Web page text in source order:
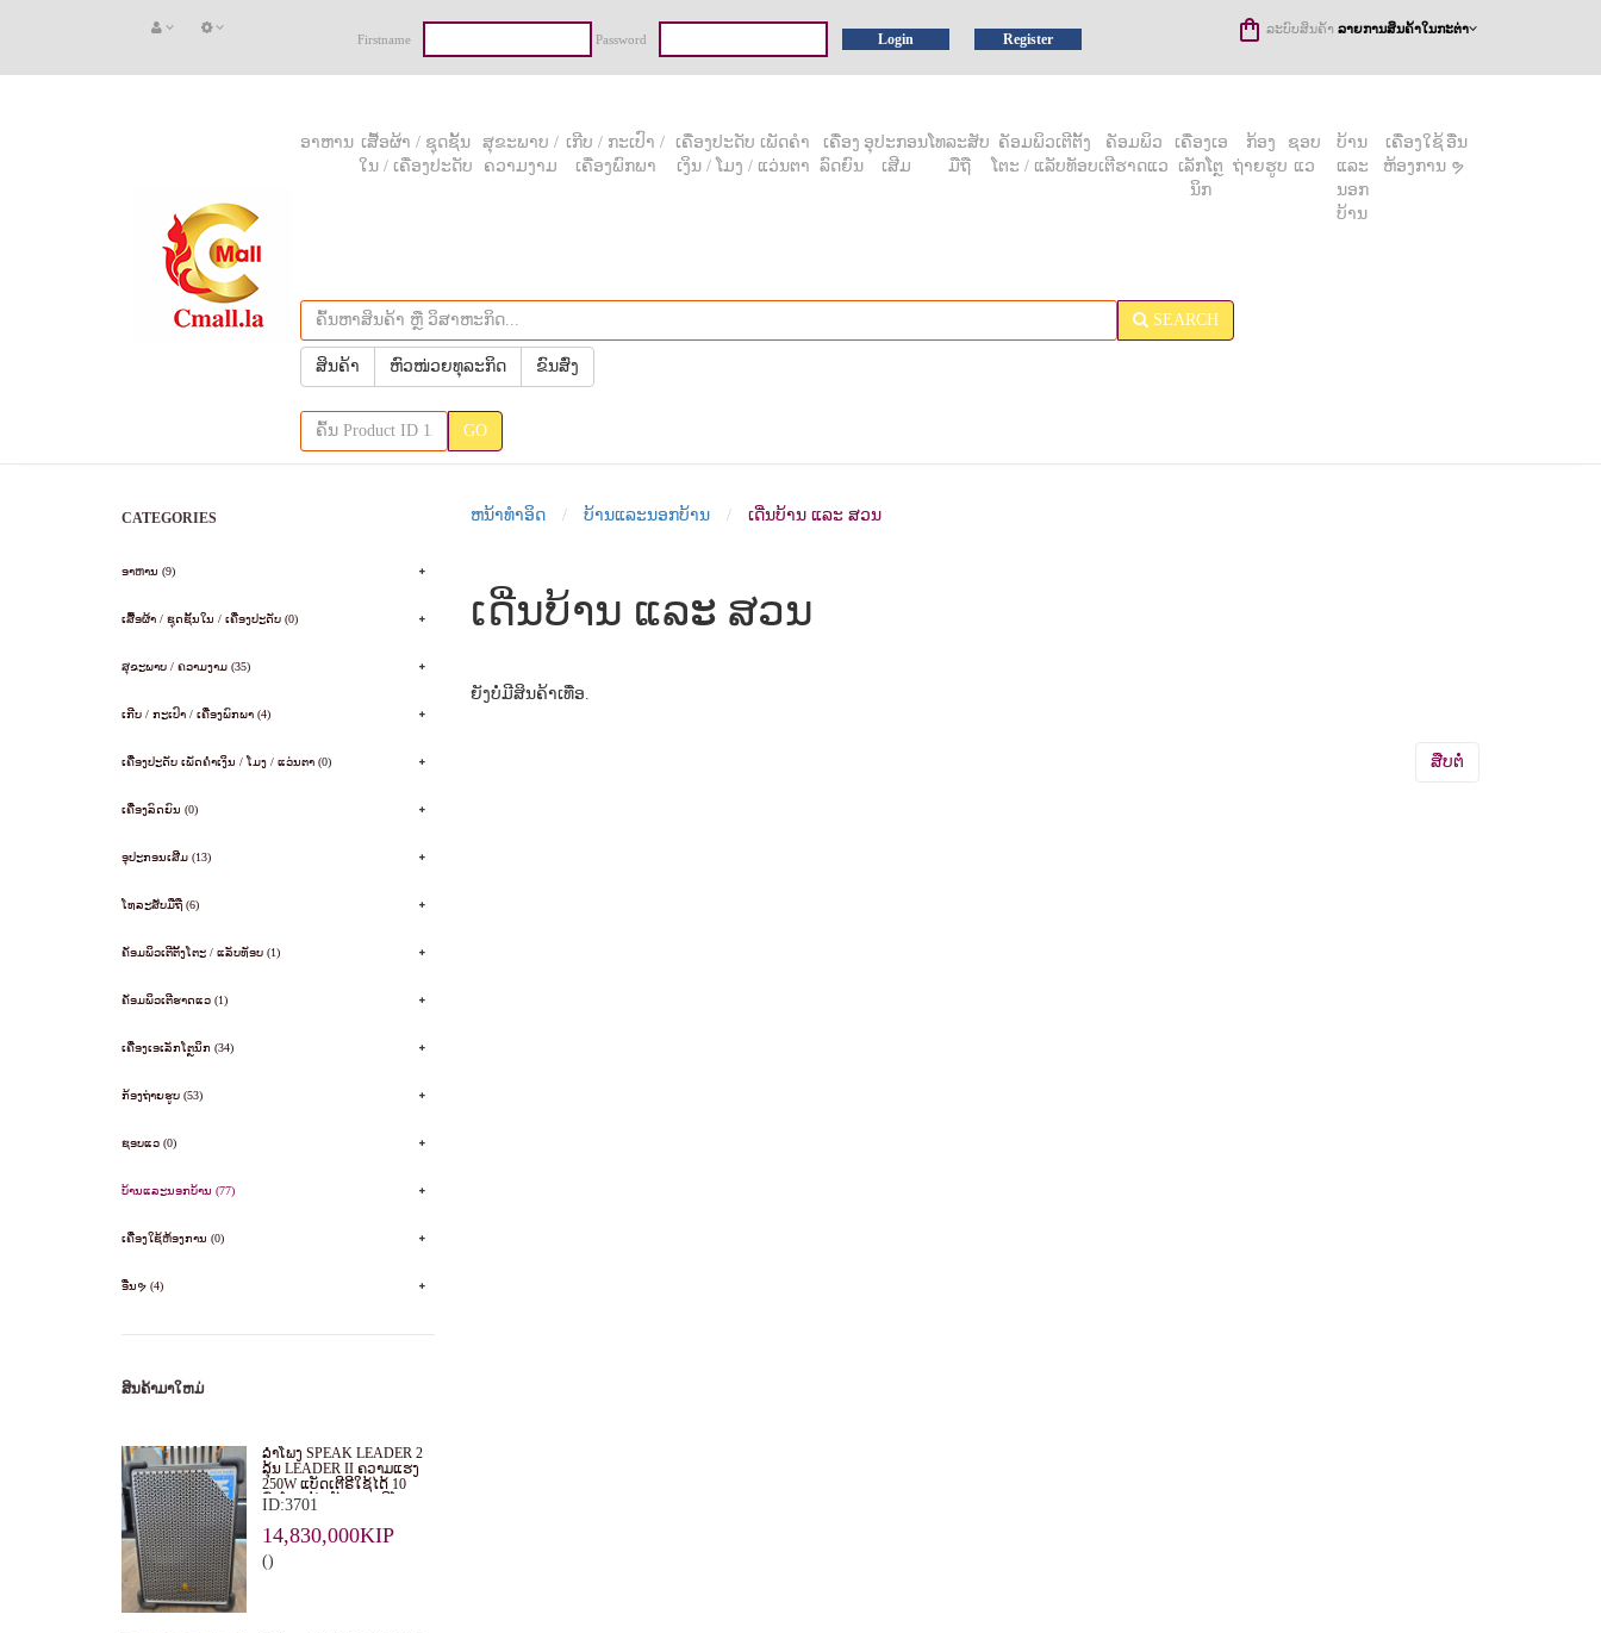
ລະບົບສິນຄ້າ ລາຍການສິນຄ້າໃນກະຕ່າ
Firstname Password Login Register
ອາຫານ ເສື້ອຜ້າ / ຊຸດຊັ້ນ
ໃນ / ເຄື່ອງປະດັບ
ສຸຂະພາບ /
ຄວາມງາມ
ເກີບ / ກະເປົາ /
ເຄື່ອງພົກພາ
ເຄື່ອງປະດັບ ເພັດຄໍາ
ເງິນ / ໂມງ / ແວ່ນຕາ
ເຄື່ອງ
ລົດຍົນ
ອຸປະກອນ
ເສີມ
ໂທລະສັບ
ມືຖື
ຄັອມພິວເຕີຕັ້ງ
ໂຕະ / ແລັບທັອບ
ຄັອມພິວ
ເຕີຮາດແວ
ເຄື່ອງເອ
ເລັກໂຕຼ
ນິກ
ກ້ອງ
ຖ່າຍຮູບ
ຊອບ
ແວ
ບ້ານ
ແລະ
ນອກ
ບ້ານ
ເຄື່ອງໃຊ້
ຫ້ອງການ
ອື່ນ
ຯ
SEARCH
ສິນຄ້າ ຫົວໜ່ວຍທຸລະກິດ ຂົນສົ່ງ
GO
CATEGORIES
ອາຫານ (9)
ເສື້ອຜ້າ / ຊຸດຊັ້ນໃນ / ເຄື່ອງປະດັບ (0)
ສຸຂະພາບ / ຄວາມງາມ (35)
ເກີບ / ກະເປົາ / ເຄື່ອງພົກພາ (4)
ເຄື່ອງປະດັບ ເພັດຄໍາເງິນ / ໂມງ / ແວ່ນຕາ (0)
ເຄື່ອງລົດຍົນ (0)
ອຸປະກອນເສີມ (13)
ໂທລະສັບມືຖື (6)
ຄັອມພິວເຕີຕັ້ງໂຕະ / ແລັບທັອບ (1)
ຄັອມພິວເຕີຮາດແວ (1)
ເຄື່ອງເອເລັກໂຕຼນິກ (34)
ກ້ອງຖ່າຍຮູບ (53)
ຊອບແວ (0)
ບ້ານແລະນອກບ້ານ (77)
ເຄື່ອງໃຊ້ຫ້ອງການ (0)
ອື່ນຯ (4)
ສິນຄ້າມາໃຫມ່
ລໍາໂພງ SPEAK LEADER 2
ລຸ້ນ LEADER II ຄວາມແຮງ
250W ແບັດເຕີຣີໃຊ້ໄດ້ 10
ຊົ່ວໂມງ ນໍ້າໜັກ 21.8 ກິໂລ
ID:3701
14,830,000KIP
()
ຫນ້າທຳອິດ ບ້ານແລະນອກບ້ານ ເດີ່ນບ້ານ ແລະ ສວນ
ເດີ່ນບ້ານ ແລະ ສວນ
ຍັງບໍ່ມີສິນຄ້າເທື່ອ.
ສືບຕໍ່